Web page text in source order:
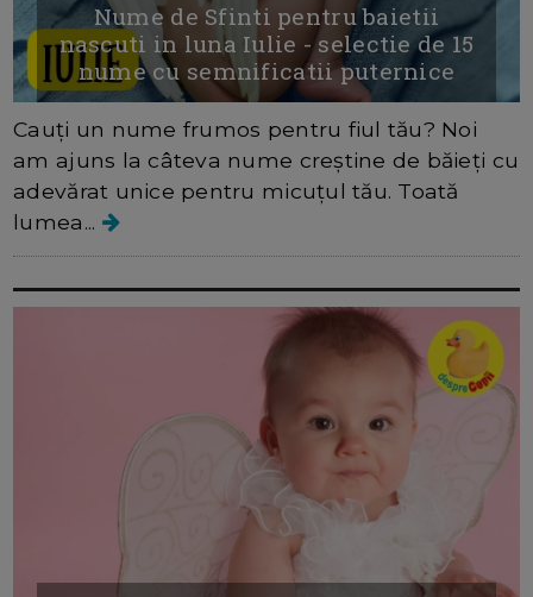
Nume de Sfinti pentru baietii
nascuti in luna Iulie - selectie de 15
nume cu semnificatii puternice
Cauți un nume frumos pentru fiul tău? Noi
am ajuns la câteva nume creștine de băieți cu
adevărat unice pentru micuțul tău. Toată
lumea...